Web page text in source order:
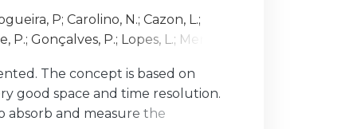
residem. A
para o
política e
o envolvimento ativo
futuras.
P; Carolino, N.; Cazon, L.;
P.; Gonçalves, P.; Lopes, L.; Mendes,
The concept is based on
good space and time resolution.
and measure the